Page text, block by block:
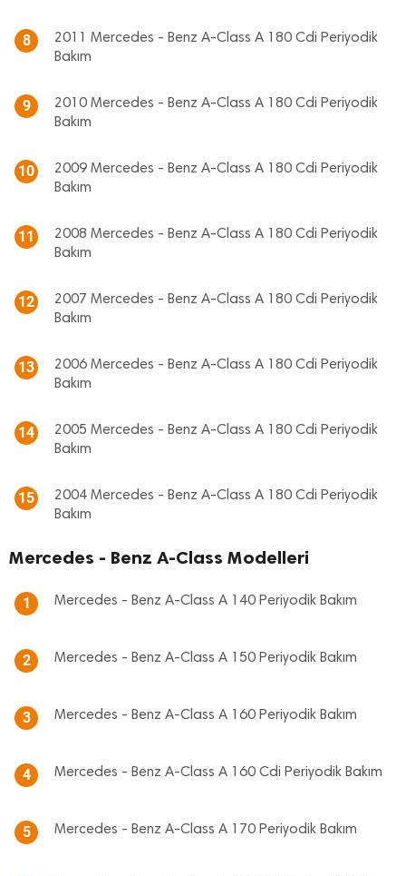
8
2011 Mercedes - Benz A-Class A 180 Cdi Periyodik
Bakım
9
2010 Mercedes - Benz A-Class A 180 Cdi Periyodik
Bakım
10
2009 Mercedes - Benz A-Class A 180 Cdi Periyodik
Bakım
11
2008 Mercedes - Benz A-Class A 180 Cdi Periyodik
Bakım
12
2007 Mercedes - Benz A-Class A 180 Cdi Periyodik
Bakım
13
2006 Mercedes - Benz A-Class A 180 Cdi Periyodik
Bakım
14
2005 Mercedes - Benz A-Class A 180 Cdi Periyodik
Bakım
15
2004 Mercedes - Benz A-Class A 180 Cdi Periyodik
Bakım
Mercedes - Benz A-Class Modelleri
1 Mercedes - Benz A-Class A 140 Periyodik Bakım
2 Mercedes - Benz A-Class A 150 Periyodik Bakım
3 Mercedes - Benz A-Class A 160 Periyodik Bakım
4 Mercedes - Benz A-Class A 160 Cdi Periyodik Bakım
5 Mercedes - Benz A-Class A 170 Periyodik Bakım